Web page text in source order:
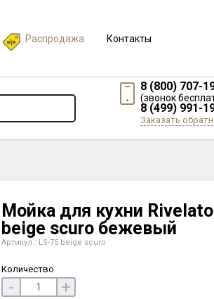
Распродажа Контакты
8 (800) 707-
(звонок
8 (499) 991-
Заказать
Мойка для кухни
beige scuro бежевый
Артикул : LS-75 beige scuro
Количество
- +